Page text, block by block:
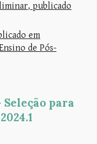
publicado
em
de Pós-
Seleção para